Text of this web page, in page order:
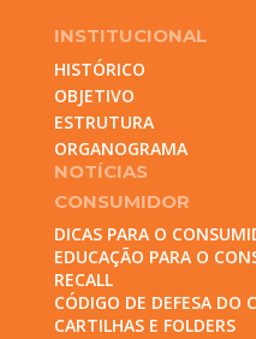
INSTITUCIONAL
HISTÓRICO
OBJETIVO
ESTRUTURA
ORGANOGRAMA
NOTÍCIAS
CONSUMIDOR
DICAS PARA O
EDUCAÇÃO PARA O
RECALL
CÓDIGO DE DEFESA DO
CARTILHAS E FOLDERS